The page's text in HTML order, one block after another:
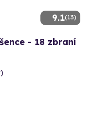
9.1(13)
- 18 zbraní